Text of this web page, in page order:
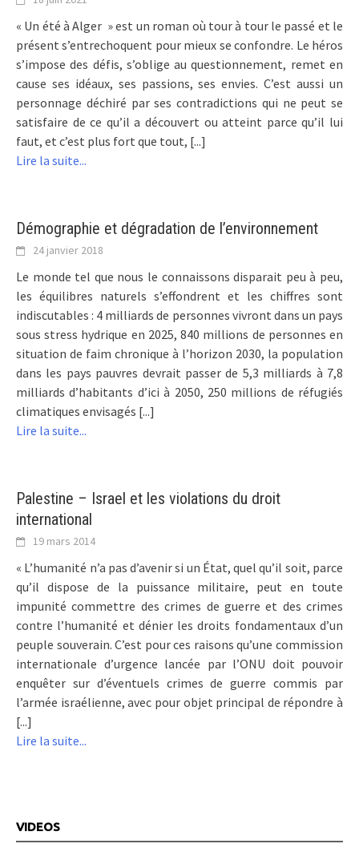
« Un été à Alger » est un roman où tour à tour le passé et le
présent s’entrechoquent pour mieux se confondre. Le héros
s’impose des défis, s’oblige au questionnement, remet en
cause ses idéaux, ses passions, ses envies. C’est aussi un
personnage déchiré par ses contradictions qui ne peut se
satisfaire de ce qu’il a découvert ou atteint parce qu’il lui
faut, et c’est plus fort que tout, [...]
Lire la suite...
Démographie et dégradation de l’environnement
24 janvier 2018
Le monde tel que nous le connaissons disparait peu à peu,
les équilibres naturels s’effondrent et les chiffres sont
indiscutables : 4 milliards de personnes vivront dans un pays
sous stress hydrique en 2025, 840 millions de personnes en
situation de faim chronique à l’horizon 2030, la population
dans les pays pauvres devrait passer de 5,3 milliards à 7,8
milliards d’habitants d’ici à 2050, 250 millions de réfugiés
climatiques envisagés [...]
Lire la suite...
Palestine – Israel et les violations du droit
international
19 mars 2014
« L’humanité n’a pas d’avenir si un État, quel qu’il soit, parce
qu’il dispose de la puissance militaire, peut en toute
impunité commettre des crimes de guerre et des crimes
contre l’humanité et dénier les droits fondamentaux d’un
peuple souverain. C’est pour ces raisons qu’une commission
internationale d’urgence lancée par l’ONU doit pouvoir
enquêter sur d’éventuels crimes de guerre commis par
l’armée israélienne, avec pour objet principal de répondre à
[...]
Lire la suite...
VIDEOS